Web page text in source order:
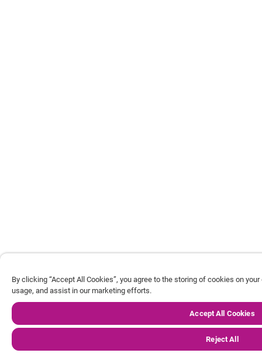
By clicking “Accept All Cookies”, you agree to the storing of cookies on
usage, and assist in our marketing efforts.
Accept All Cookies
Reject All